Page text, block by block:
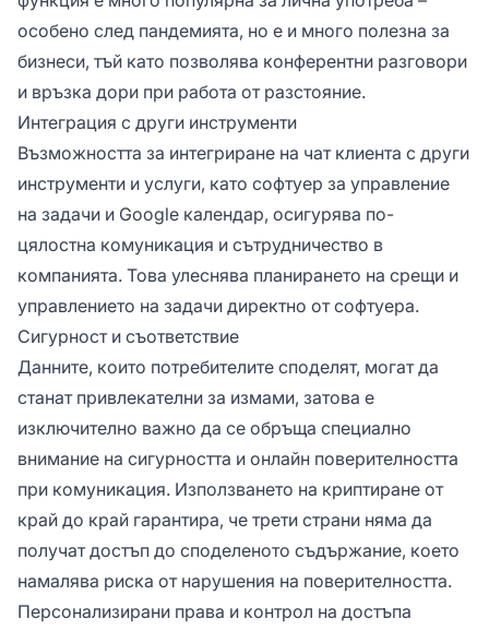
особено след пандемията, но е и много полезна за
бизнеси, тъй като позволява конферентни разговори
и връзка дори при работа от разстояние.
Интеграция с други инструменти
Възможността за интегриране на чат клиента с други
инструменти и услуги, като софтуер за управление
на задачи и Google календар, осигурява по-
цялостна комуникация и сътрудничество в
компанията. Това улеснява планирането на срещи и
управлението на задачи директно от софтуера.
Сигурност и съответствие
Данните, които потребителите споделят, могат да
станат привлекателни за измами, затова е
изключително важно да се обръща специално
внимание на сигурността и онлайн поверителността
при комуникация. Използването на криптиране от
край до край гарантира, че трети страни няма да
получат достъп до споделеното съдържание, което
намалява риска от нарушения на поверителността.
Персонализирани права и контрол на достъпа